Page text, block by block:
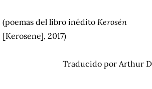
(poemas del libro inédito Kerosén
[Kerosene], 2017)
Traducido por Arthur